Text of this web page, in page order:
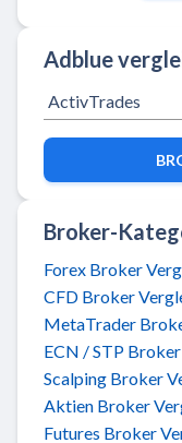
Adblue
Broker-
Forex Broker
CFD Broker
MetaTrader
ECN / STP
Scalping Broker
Aktien Broker
Futures Broker